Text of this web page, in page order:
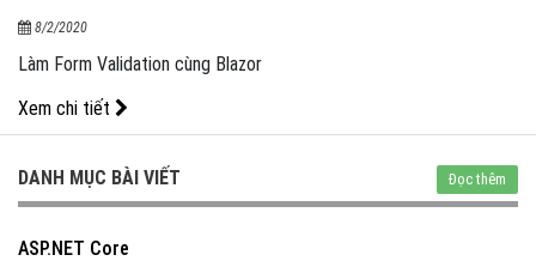
8/2/2020
Làm Form Validation cùng Blazor
Xem chi tiết
DANH MỤC BÀI VIẾT Đọc thêm
ASP.NET Core